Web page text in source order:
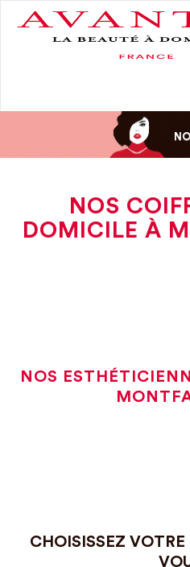
NOS
DOMICILE À
NOS
CHOISISSEZ